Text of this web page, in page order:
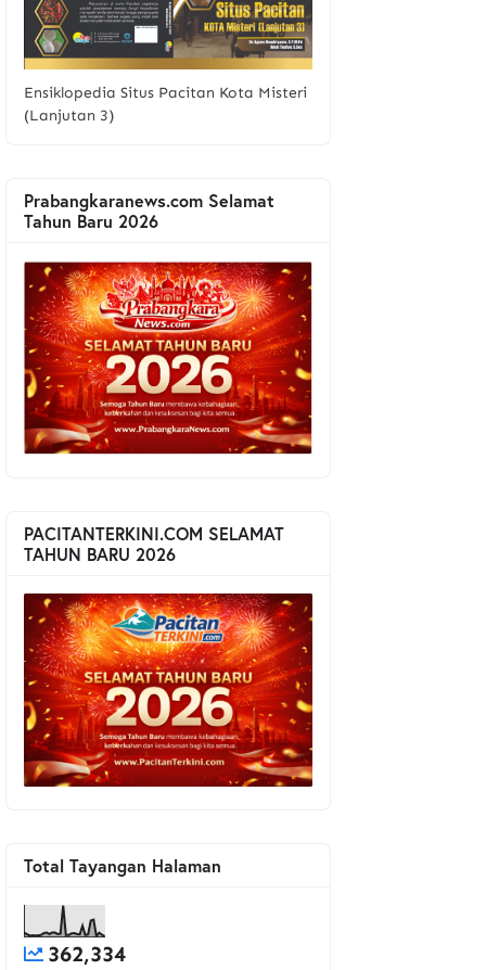
Ensiklopedia Situs Pacitan Kota Misteri
(Lanjutan 3)
Prabangkaranews.com Selamat
Tahun Baru 2026
PACITANTERKINI.COM SELAMAT
TAHUN BARU 2026
Total Tayangan Halaman
362,334